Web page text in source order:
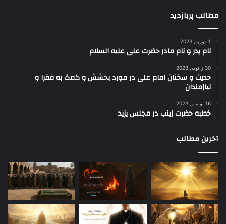
مطالب پربازدید
1 فوریه, 2023
نام پدر و نام مادر حضرت علی علیه السلام
30 ژانویه, 2023
حدیث و سخنان امام علی در مورد بخشش و کمک به فقرا و
نیازمندان
16 نوامبر, 2023
خطبه حضرت زینب در مجلس یزید
آخرین مطالب